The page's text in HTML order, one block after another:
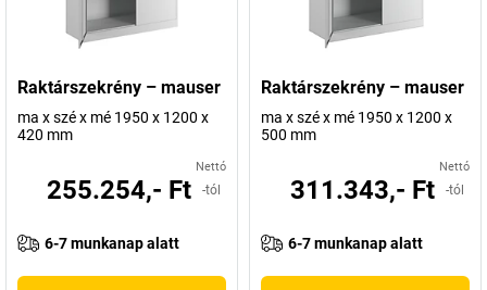
Raktárszekrény – mauser
ma x szé x mé 1950 x 1200 x
420 mm
Nettó
255.254,- Ft -tól
6-7 munkanap alatt
Raktárszekrény – mauser
ma x szé x mé 1950 x 1200 x
500 mm
Nettó
311.343,- Ft -tól
6-7 munkanap alatt